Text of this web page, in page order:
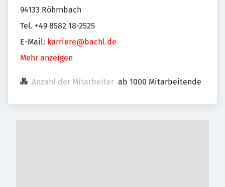
94133 Röhrnbach
Tel. +49 8582 18-2525
E-Mail: karriere@bachl.de
Mehr anzeigen
Anzahl der Mitarbeiter ab 1000 Mitarbeitende